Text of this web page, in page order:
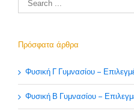
Πρόσφατα άρθρα
Φυσική Γ Γυμνασίου –
Φυσική Β Γυμνασίου –